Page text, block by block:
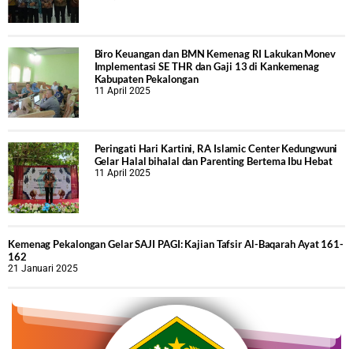
Biro Keuangan dan BMN Kemenag RI Lakukan Monev
Implementasi SE THR dan Gaji 13 di Kankemenag
Kabupaten Pekalongan
11 April 2025
Peringati Hari Kartini, RA Islamic Center Kedungwuni
Gelar Halal bihalal dan Parenting Bertema Ibu Hebat
11 April 2025
Kemenag Pekalongan Gelar SAJI PAGI: Kajian Tafsir Al-Baqarah Ayat 161-
162
21 Januari 2025